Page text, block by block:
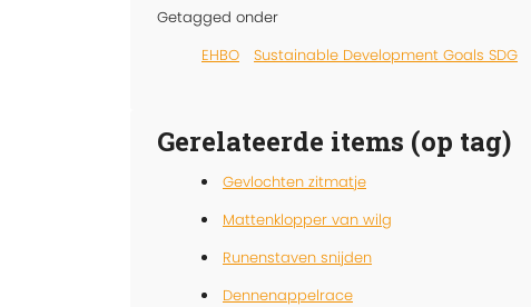
Getagged onder
EHBO
Sustainable Development Goals SDG
Gerelateerde items (op tag)
Gevlochten zitmatje
Mattenklopper van wilg
Runenstaven snijden
Dennenappelrace